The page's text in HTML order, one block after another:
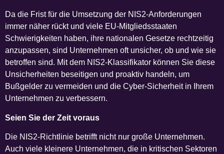
Da die Frist für die Umsetzung der NIS2-Anforderungen
immer näher rückt und viele EU-Mitgliedsstaaten
Schwierigkeiten haben, ihre nationalen Gesetze rechtzeitig
anzupassen, sind Unternehmen oft unsicher, ob und wie sie
betroffen sind. Mit dem NIS2-Klassifikator können Sie diese
Unsicherheiten beseitigen und proaktiv handeln, um
Bußgelder zu vermeiden und die Cyber-Sicherheit in Ihrem
Unternehmen zu verbessern.
Seien Sie der Zeit voraus
Die NIS2-Richtlinie betrifft nicht nur große Unternehmen.
Auch viele kleinere Unternehmen, die in kritischen Sektoren